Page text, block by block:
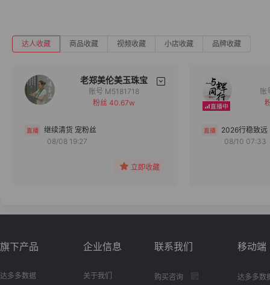
达人收藏 商品收藏 视频收藏 小店收藏 品牌收藏
老郑美伦美玉珠宝
备注
账号 M5181718
粉丝 40.67w
继续清货 宠粉丝
08/08 19:27
立即收藏
2026行稳致远
08/10 07:33
旗下产品
达多多数据
企业信息
关于我们
联系我们
购买咨询
移动端
达多多数